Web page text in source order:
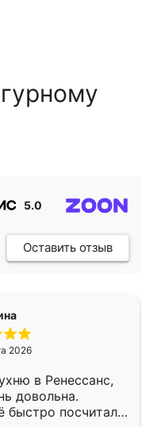
5.0
Оставить отзыв
2026
в Ренессанс,
довольна.
быстро посчитала,